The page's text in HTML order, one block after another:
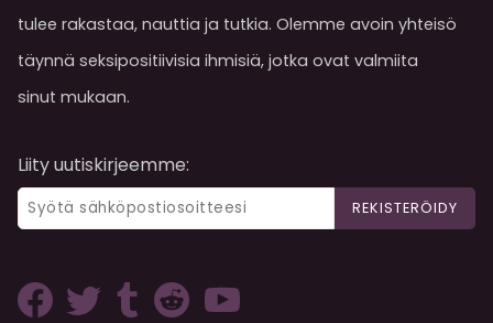
tulee rakastaa, nauttia ja tutkia. Olemme avoin yhteisö
täynnä seksipositiivisia ihmisiä, jotka ovat valmiita
sinut mukaan.
Liity uutiskirjeemme:
REKISTERÖIDY